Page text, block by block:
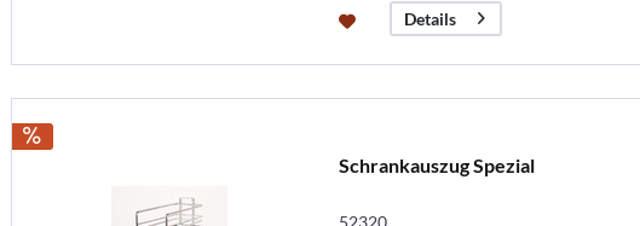
Details
Schrankauszug Spezial
52320